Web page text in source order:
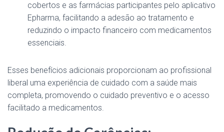
cobertos e as farmácias participantes pelo aplicativo
Epharma, facilitando a adesão ao tratamento e
reduzindo o impacto financeiro com medicamentos
essenciais.
Esses benefícios adicionais proporcionam ao profissional
liberal uma experiência de cuidado com a saúde mais
completa, promovendo o cuidado preventivo e o acesso
facilitado a medicamentos.